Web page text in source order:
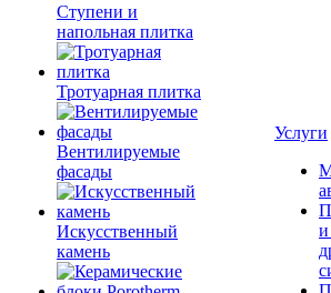
Ступени и
напольная плитка
Тротуарная плитка
Вентилируемые
фасады
Искусственный
камень
Услуги